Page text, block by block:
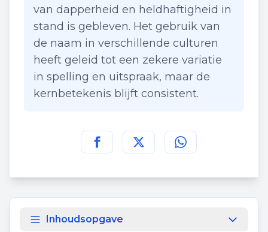
van dapperheid en heldhaftigheid in
stand is gebleven. Het gebruik van
de naam in verschillende culturen
heeft geleid tot een zekere variatie
in spelling en uitspraak, maar de
kernbetekenis blijft consistent.
Deel deze pagina op
Deel deze pagina op
Deel deze pagina
Inhoudsopgave